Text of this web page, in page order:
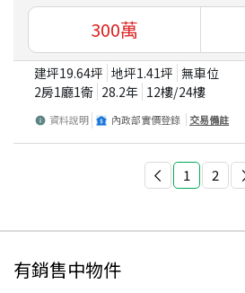
300萬
建坪19.64坪 地坪1.41坪 無車位
2房1廳1衛 28.2年 12樓/24樓
資料說明 內政部實價登錄 交易備註
1 2
有銷售中物件